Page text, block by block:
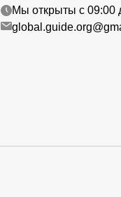
Мы открыты с 09:00